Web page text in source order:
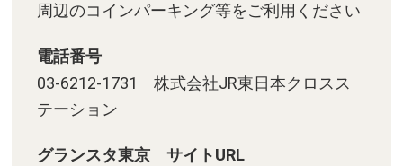
周辺のコインパーキング等をご利用ください
電話番号
03-6212-1731 株式会社JR東日本クロスス
テーション
グランスタ東京 サイトURL